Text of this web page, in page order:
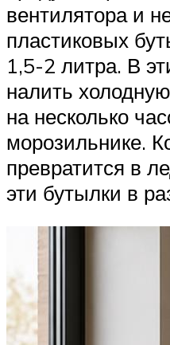
вентилятора и
пластиковых
1,5-2 литра. В
налить
на несколько
морозильнике.
превратится в
эти бутылки в